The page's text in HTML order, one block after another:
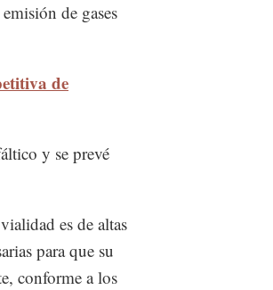
de gases
de
y se prevé
es de altas
para que su
conforme a los